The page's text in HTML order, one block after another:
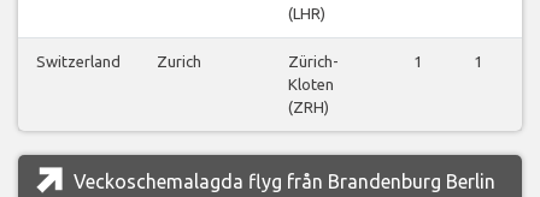
(LHR)
Switzerland Zurich
Zürich-
Kloten
(ZRH)
1 1
Veckoschemalagda flyg från Brandenburg Berlin